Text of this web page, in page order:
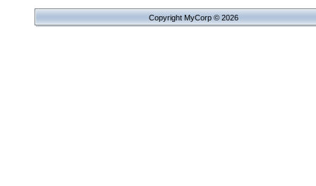
Copyright MyCorp © 2026